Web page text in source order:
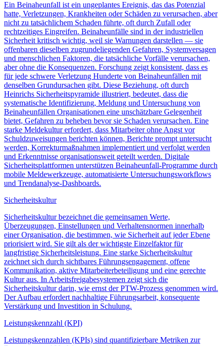
Ein Beinaheunfall ist ein ungeplantes Ereignis, das das Potenzial
hatte, Verletzungen, Krankheiten oder Schäden zu verursachen, aber
nicht zu tatsächlichem Schaden führte, oft durch Zufall oder
rechtzeitiges Eingreifen. Beinaheunfälle sind in der industriellen
Sicherheit kritisch wichtig, weil sie Warnungen darstellen — sie
offenbaren dieselben zugrundeliegenden Gefahren, Systemversagen
und menschlichen Faktoren, die tatsächliche Vorfälle verursachen,
aber ohne die Konsequenzen. Forschung zeigt konsistent, dass es
für jede schwere Verletzung Hunderte von Beinaheunfällen mit
denselben Grundursachen gibt. Diese Beziehung, oft durch
Heinrichs Sicherheitspyramide illustriert, bedeutet, dass die
systematische Identifizierung, Meldung und Untersuchung von
Beinaheunfällen Organisationen eine unschätzbare Gelegenheit
bietet, Gefahren zu beheben bevor sie Schaden verursachen. Eine
starke Meldekultur erfordert, dass Mitarbeiter ohne Angst vor
Schuldzuweisungen berichten können, Berichte prompt untersucht
werden, Korrekturmaßnahmen implementiert und verfolgt werden
und Erkenntnisse organisationsweit geteilt werden. Digitale
Sicherheitsplattformen unterstützen Beinaheunfall-Programme durch
mobile Meldewerkzeuge, automatisierte Untersuchungsworkflows
und Trendanalyse-Dashboards.
Sicherheitskultur
Sicherheitskultur bezeichnet die gemeinsamen Werte,
Überzeugungen, Einstellungen und Verhaltensnormen innerhalb
einer Organisation, die bestimmen, wie Sicherheit auf jeder Ebene
priorisiert wird. Sie gilt als der wichtigste Einzelfaktor für
langfristige Sicherheitsleistung. Eine starke Sicherheitskultur
zeichnet sich durch sichtbares Führungsengagement, offene
Kommunikation, aktive Mitarbeiterbeteiligung und eine gerechte
Kultur aus. In Arbeitsfreigabesystemen zeigt sich die
Sicherheitskultur darin, wie ernst der PTW-Prozess genommen wird.
Der Aufbau erfordert nachhaltige Führungsarbeit, konsequente
Verstärkung und Investition in Schulung.
Leistungskennzahl (KPI)
Leistungskennzahlen (KPIs) sind quantifizierbare Metriken zur